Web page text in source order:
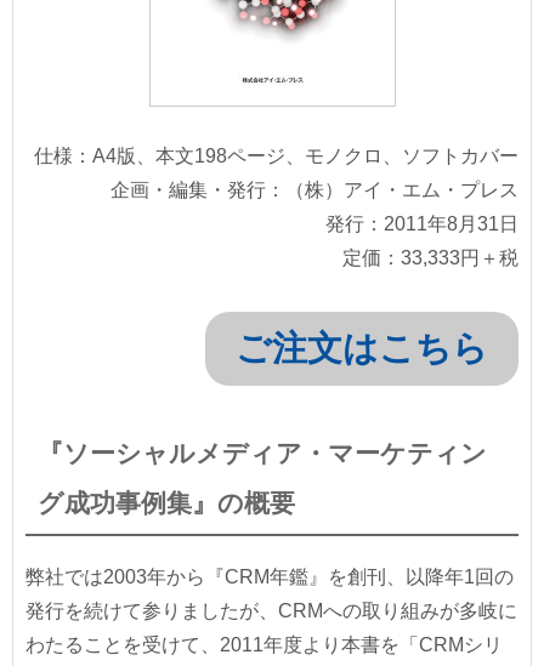
仕様：A4版、本文198ページ、モノクロ、ソフトカバー
企画・編集・発行：（株）アイ・エム・プレス
発行：2011年8月31日
定価：33,333円＋税
ご注文はこちら
『ソーシャルメディア・マーケティン
グ成功事例集』の概要
弊社では2003年から『CRM年鑑』を創刊、以降年1回の
発行を続けて参りましたが、CRMへの取り組みが多岐に
わたることを受けて、2011年度より本書を「CRMシリ